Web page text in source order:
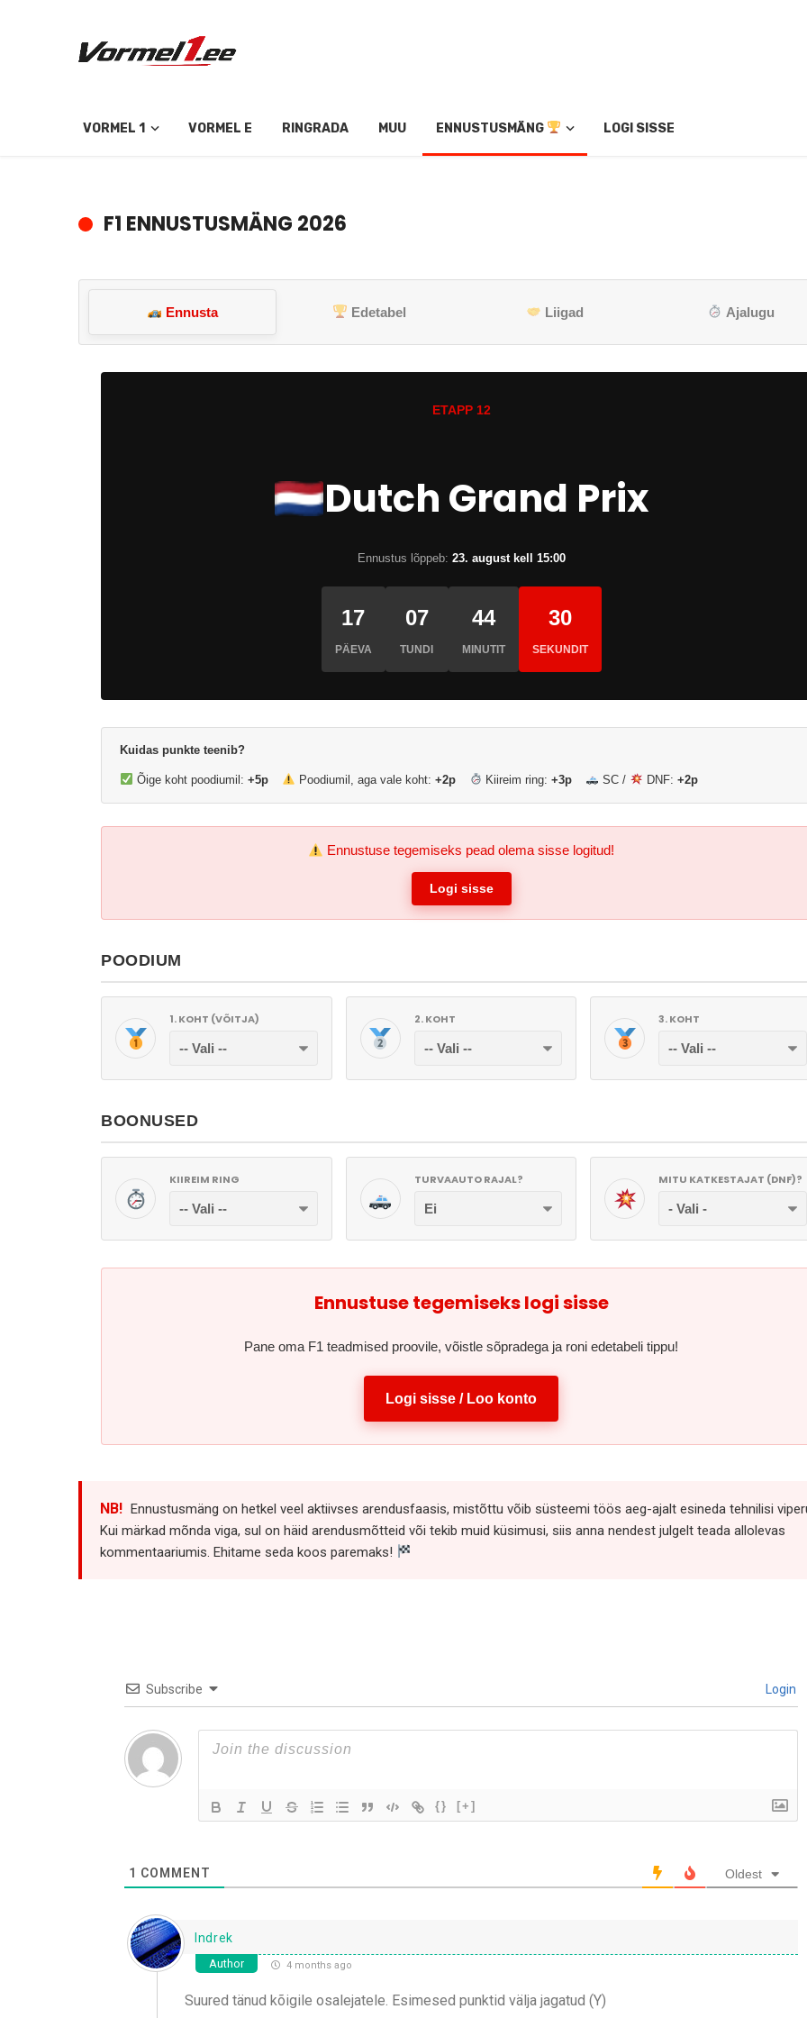
VORMEL 1 VORMEL E RINGRADA MUU ENNUSTUSMÄNG LOGI SISSE
F1 ENNUSTUSMÄNG 2026
Ennusta Edetabel Liigad Ajalugu
ETAPP 12
Dutch Grand Prix
Ennustus lõppeb: 23. august kell 15:00
17
PÄEVA
07
TUNDI
44
MINUTIT
29
SEKUNDIT
Kuidas punkte teenib?
Õige koht poodiumil: +5p Poodiumil, aga vale koht: +2p Kiireim ring:+3p SC / DNF:+2p
Ennustuse tegemiseks pead olema sisse logitud!
Logi sisse
POODIUM
1. KOHT (VÕITJA) 2. KOHT 3. KOHT
BOONUSED
KIIREIM RING TURVAAUTO RAJAL? MITU KATKESTAJAT (DNF)?
Ennustuse tegemiseks logi sisse
Pane oma F1 teadmised proovile, võistle sõpradega ja roni edetabeli tippu!
Logi sisse / Loo konto
NB! Ennustusmäng on hetkel veel aktiivses arendusfaasis, mistõttu võib süsteemi töös aeg-ajalt esineda tehnilisi
Kui märkad mõnda viga, sul on häid arendusmõtteid või tekib muid küsimusi, siis anna nendest julgelt teada allolevas
kommentaariumis. Ehitame seda koos paremaks!
Subscribe Login
{} [+]
1 COMMENT Oldest
Indrek
Author 4 months ago
Suured tänud kõigile osalejatele. Esimesed punktid välja jagatud (Y)